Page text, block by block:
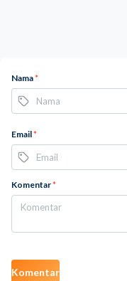
Nama*
Email*
Komentar*
Komentar